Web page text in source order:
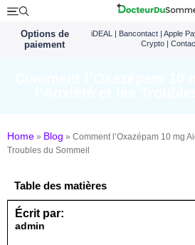
Options de
paiement
iDEAL | Bancontact | Apple
Crypto |
Home » Blog » Comment l’Oxazépam 10 mg
Troubles du Sommeil
Table des matières
Écrit par:
admin